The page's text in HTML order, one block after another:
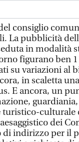
consiglio
La pubblicità
in modalità
figurano ben
su variazioni al
in scaletta
E ancora, un
guardiania,
culturale
dei
di indirizzo per il